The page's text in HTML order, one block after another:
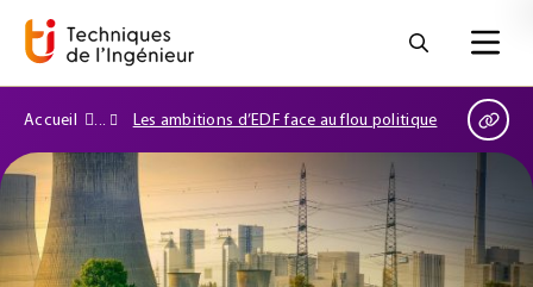
Accueil Les ambitions d’EDF face au flou politique